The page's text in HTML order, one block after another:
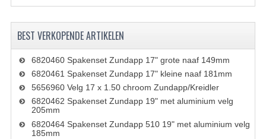
KABELBOMEN
KOPLAMPEN
RICHTINGAANWIJZERS
SCHAKELAARS
VOORVORK ONDERDELEN
VOORVORK COMPLEET
BEST VERKOPENDE ARTIKELEN
6820460 Spakenset Zundapp 17" grote naaf 149mm
6820461 Spakenset Zundapp 17" kleine naaf 181mm
5656960 Velg 17 x 1.50 chroom Zundapp/Kreidler
6820462 Spakenset Zundapp 19" met aluminium velg
205mm
6820464 Spakenset Zundapp 510 19" met aluminium velg
185mm